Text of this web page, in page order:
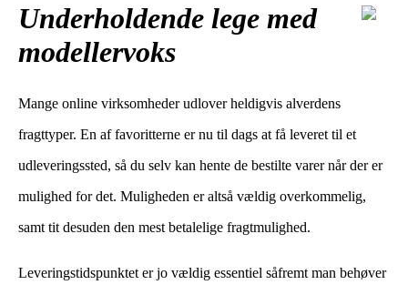
Underholdende lege med
modellervoks
Mange online virksomheder udlover heldigvis alverdens
fragttyper. En af favoritterne er nu til dags at få leveret til et
udleveringssted, så du selv kan hente de bestilte varer når der er
mulighed for det. Muligheden er altså vældig overkommelig,
samt tit desuden den mest betalelige fragtmulighed.
Leveringstidspunktet er jo vældig essentiel såfremt man behøver